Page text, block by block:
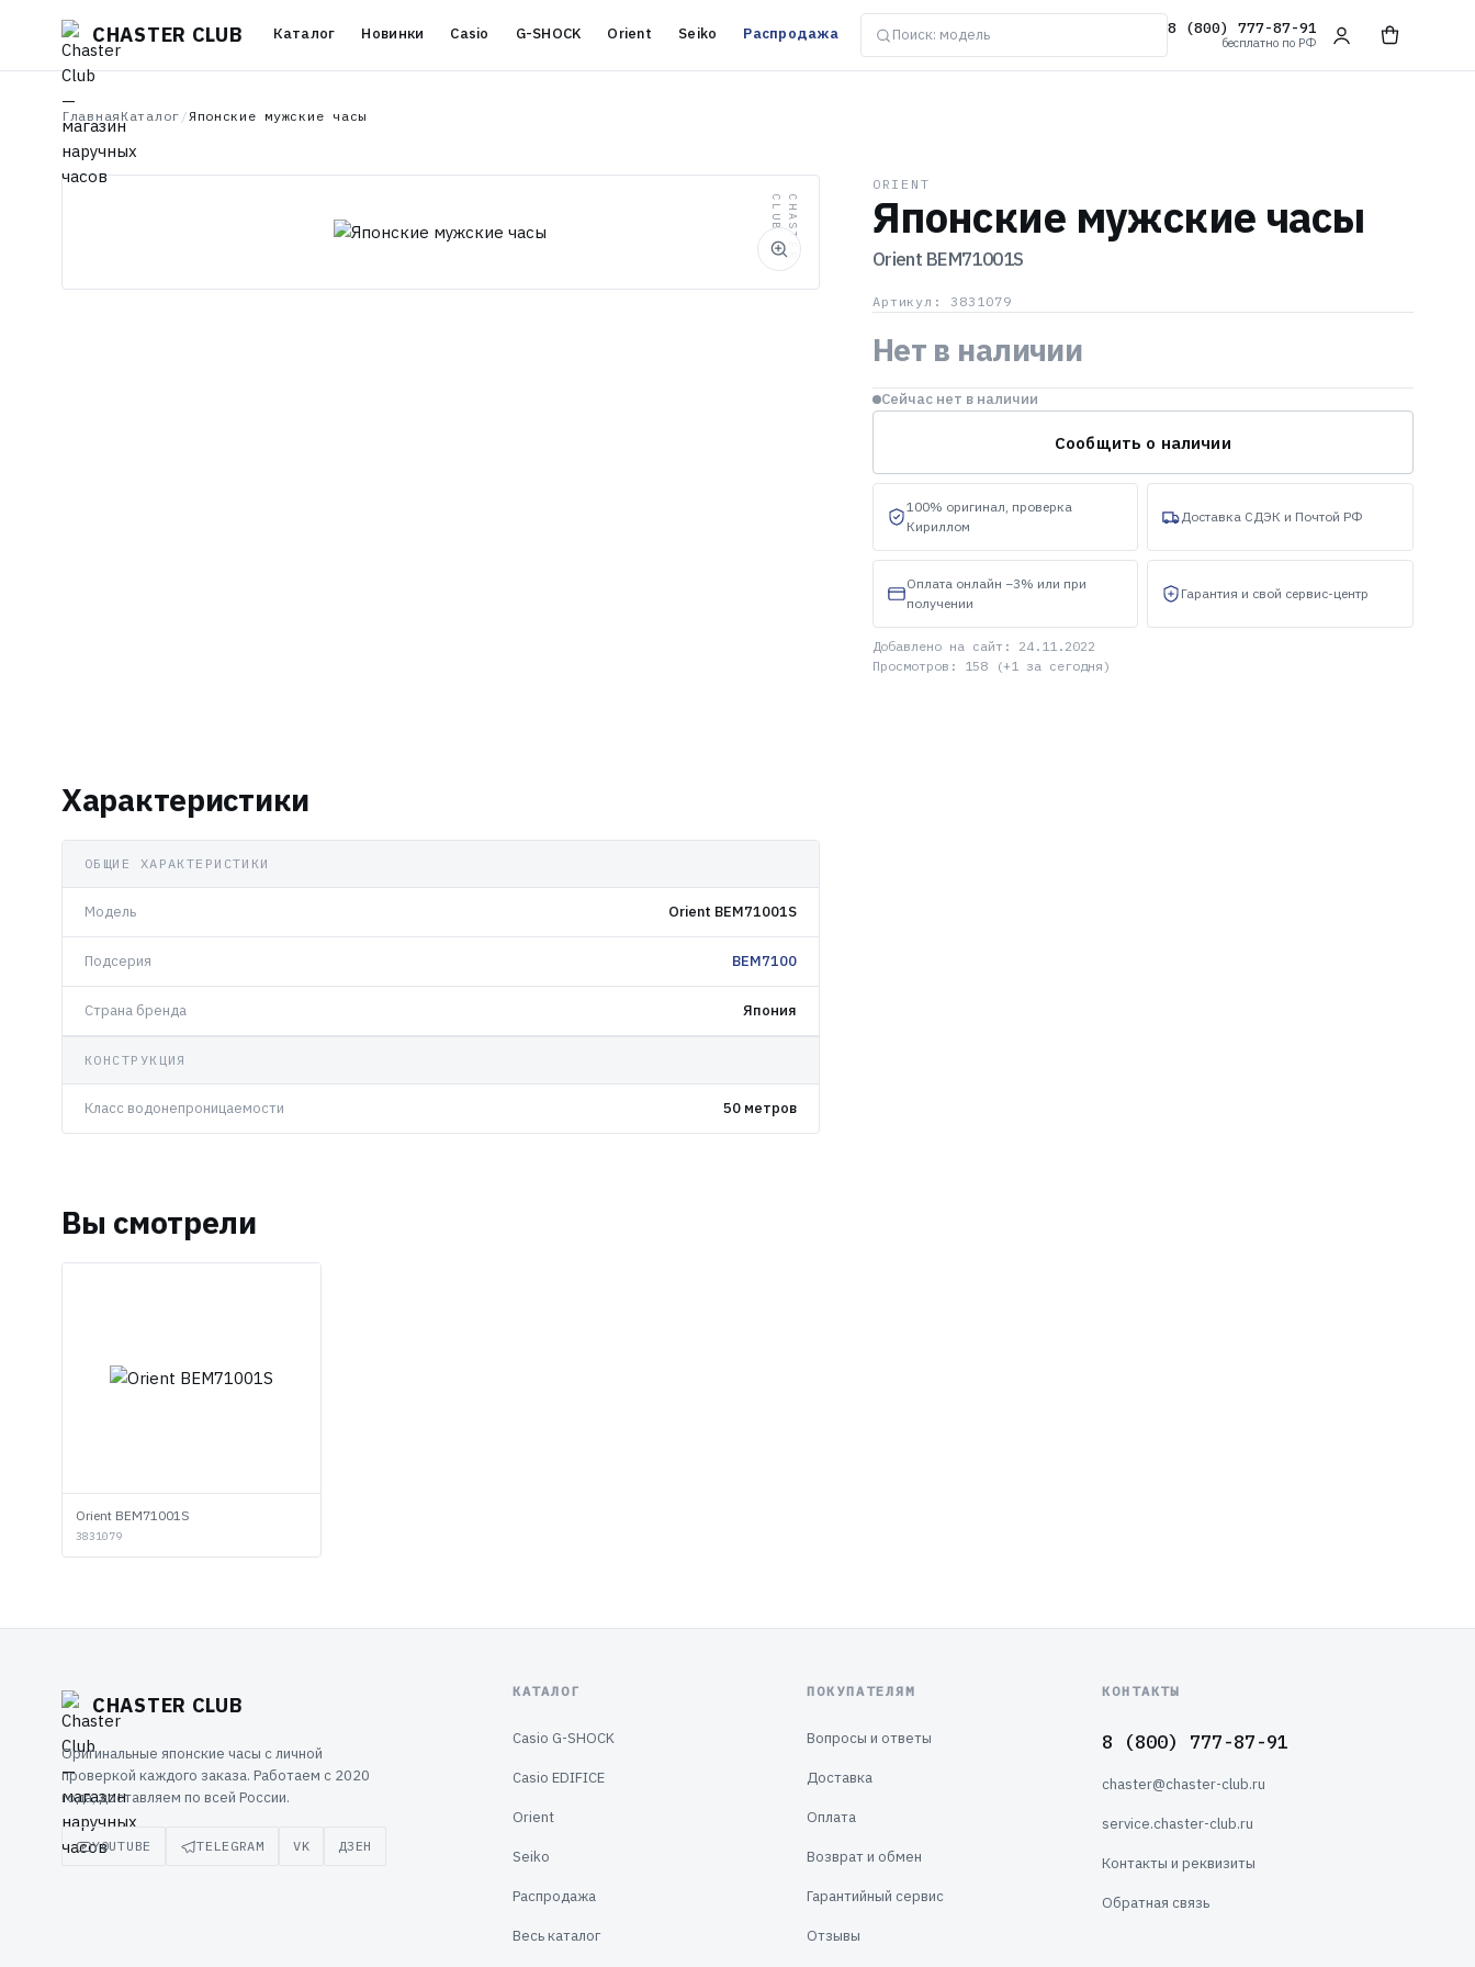
CHASTER CLUB Каталог Новинки Casio G-SHOCK Orient Seiko Распродажа 8 (800) 777-87-91
бесплатно по РФ
Главная Каталог /Японские мужские часы
C
H
A
S
T
E
R
C
L
U
B
ORIENT
Японские мужские часы
Orient BEM71001S
Артикул: 3831079
Нет в наличии
Сейчас нет в наличии
Сообщить о наличии
100% оригинал, проверка
Кириллом
Доставка СДЭК и Почтой РФ
Оплата онлайн −3% или при
получении
Гарантия и свой сервис-центр
Добавлено на сайт: 24.11.2022
Просмотров: 158 (+1 за сегодня)
Характеристики
ОБЩИЕ ХАРАКТЕРИСТИКИ
Модель Orient BEM71001S
Подсерия BEM7100
Страна бренда Япония
КОНСТРУКЦИЯ
Класс водонепроницаемости 50 метров
Вы смотрели
Orient BEM71001S
3831079
CHASTER CLUB
Оригинальные японские часы с личной
проверкой каждого заказа. Работаем с 2020
года, доставляем по всей России.
YOUTUBE TELEGRAM VK ДЗЕН
КАТАЛОГ
Casio G-SHOCK
Casio EDIFICE
Orient
Seiko
Распродажа
Весь каталог
ПОКУПАТЕЛЯМ
Вопросы и ответы
Доставка
Оплата
Возврат и обмен
Гарантийный сервис
Отзывы
КОНТАКТЫ
8 (800) 777-87-91
chaster@chaster-club.ru
service.chaster-club.ru
Контакты и реквизиты
Обратная связь